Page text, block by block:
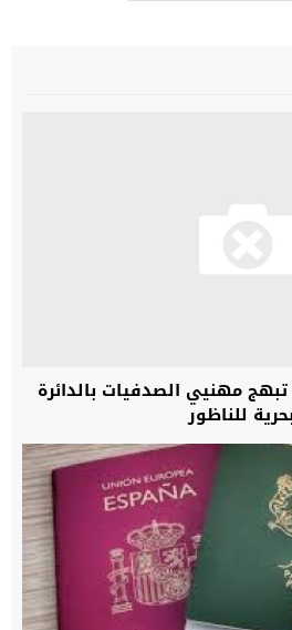
تبهج مهنيي الصدفيات بالدائرة
للناظور